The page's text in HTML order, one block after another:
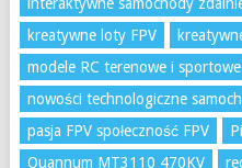
kreatywne loty FPV
modele RC terenowe i sportowe
nowości technologiczne
pasja FPV społeczność FPV
Quannum MT3110 470KV